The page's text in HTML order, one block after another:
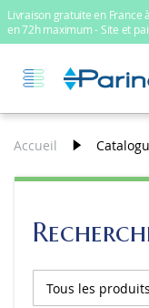
Livraison gratuite en France
en 72h maximum - Site et
Accueil